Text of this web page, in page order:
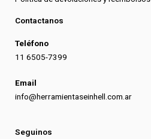
Contactanos
Teléfono
11 6505-7399
Email
info@herramientaseinhell.com.ar
Seguinos